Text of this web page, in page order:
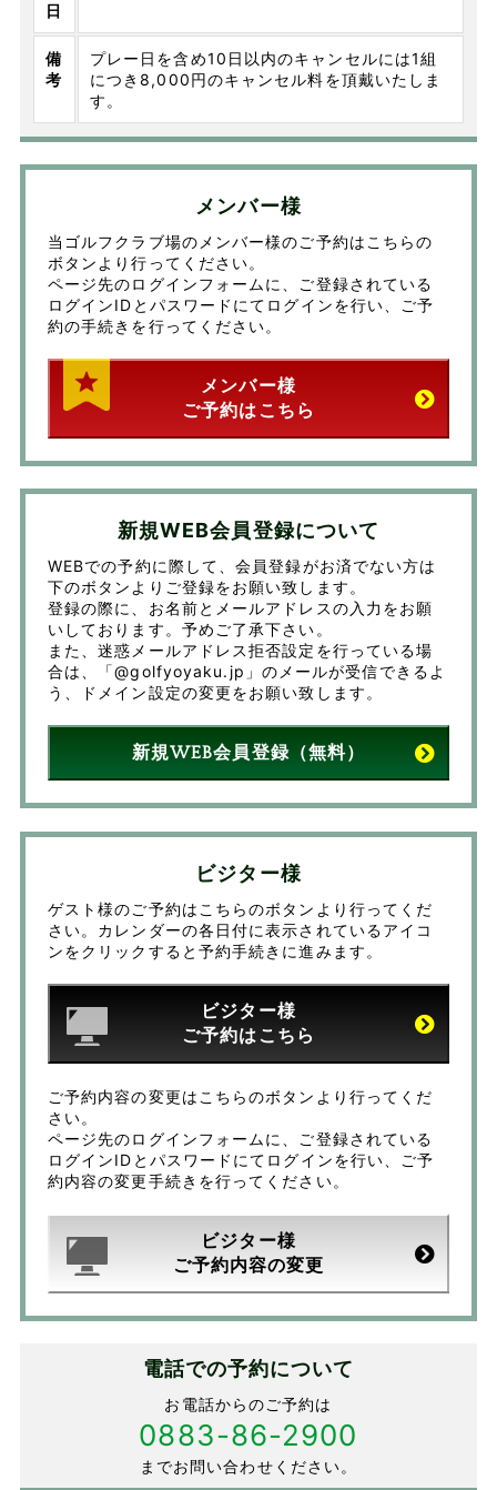
日
備
考
プレー日を含め10日以内のキャンセルには1組
につき8,000円のキャンセル料を頂戴いたしま
す。
メンバー様
当ゴルフクラブ場のメンバー様のご予約はこちらの
ボタンより行ってください。
ページ先のログインフォームに、ご登録されている
ログインIDとパスワードにてログインを行い、ご予
約の手続きを行ってください。
メンバー様
ご予約はこちら
新規WEB会員登録について
WEBでの予約に際して、会員登録がお済でない方は
下のボタンよりご登録をお願い致します。
登録の際に、お名前とメールアドレスの入力をお願
いしております。予めご了承下さい。
また、迷惑メールアドレス拒否設定を行っている場
合は、「@golfyoyaku.jp」のメールが受信できるよ
う、ドメイン設定の変更をお願い致します。
新規WEB会員登録（無料）
ビジター様
ゲスト様のご予約はこちらのボタンより行ってくだ
さい。カレンダーの各日付に表示されているアイコ
ンをクリックすると予約手続きに進みます。
ビジター様
ご予約はこちら
ご予約内容の変更はこちらのボタンより行ってくだ
さい。
ページ先のログインフォームに、ご登録されている
ログインIDとパスワードにてログインを行い、ご予
約内容の変更手続きを行ってください。
ビジター様
ご予約内容の変更
電話での予約について
お電話からのご予約は
0883-86-2900
までお問い合わせください。